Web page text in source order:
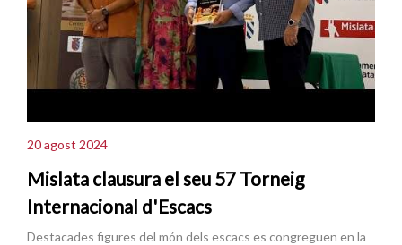
20 agost 2024
Mislata clausura el seu 57 Torneig
Internacional d'Escacs
Destacades figures del món dels escacs es congreguen en la